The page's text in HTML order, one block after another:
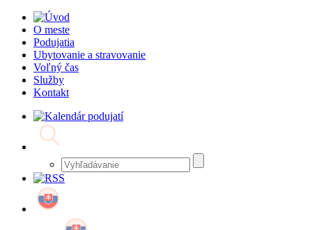
O meste
Podujatia
Ubytovanie a stravovanie
Voľný čas
Služby
Kontakt